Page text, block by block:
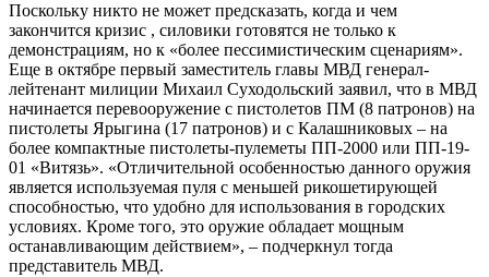
Поскольку никто не может предсказать, когда и чем
закончится кризис , силовики готовятся не только к
демонстрациям, но к «более пессимистическим сценариям».
Еще в октябре первый заместитель главы МВД генерал-
лейтенант милиции Михаил Суходольский заявил, что в МВД
начинается перевооружение с пистолетов ПМ (8 патронов) на
пистолеты Ярыгина (17 патронов) и с Калашниковых – на
более компактные пистолеты-пулеметы ПП-2000 или ПП-19-
01 «Витязь». «Отличительной особенностью данного оружия
является используемая пуля с меньшей рикошетирующей
способностью, что удобно для использования в городских
условиях. Кроме того, это оружие обладает мощным
останавливающим действием», – подчеркнул тогда
представитель МВД.